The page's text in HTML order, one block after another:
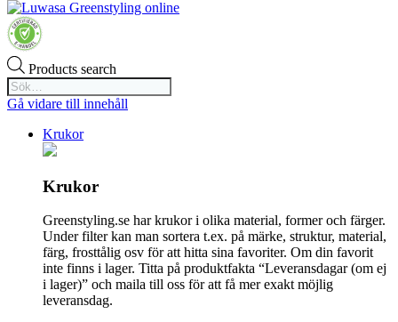
Products search
Gå vidare till innehåll
Krukor
Krukor
Greenstyling.se har krukor i olika material, former och färger.
Under filter kan man sortera t.ex. på märke, struktur, material,
färg, frosttålig osv för att hitta sina favoriter. Om din favorit
inte finns i lager. Titta på produktfakta “Leveransdagar (om ej
i lager)” och maila till oss för att få mer exakt möjlig
leveransdag.